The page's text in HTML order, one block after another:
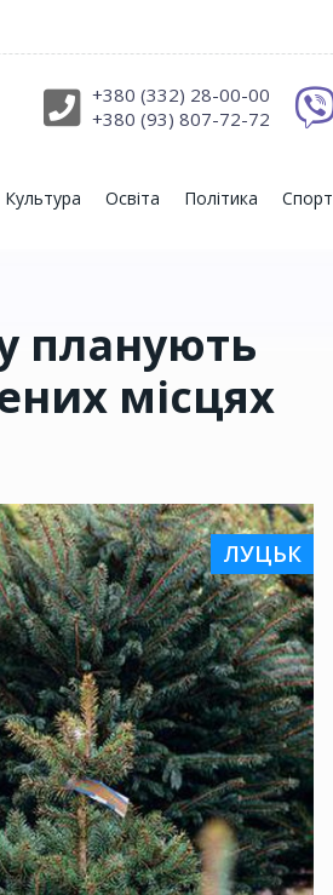
+380 (332) 28-00-00
+380 (93) 807-72-72
Культура Освіта Політика Спорт
планують
місцях
ЛУЦЬК